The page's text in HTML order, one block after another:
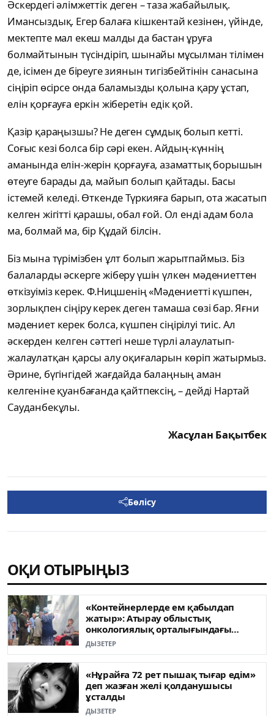
Әскердегі әлімжеттік деген – таза жабайылық.
Имансыздық. Егер балаға кішкентай кезінен, үйінде,
мектепте мал екеш малды да бастан ұруға
болмайтынын түсіндіріп, шынайы мұсылман тілімен
де, ісімен де біреуге зиянын тигізбейтінін санасына
сіңіріп өсірсе онда баламызды қолына қару ұстап,
елін қорғауға еркін жіберетін едік қой.
Қазір қараңызшы? Не деген сұмдық болып кетті.
Соғыс кезі болса бір сәрі екен. Айдың-күннің
аманында елін-жерін қорғауға, азаматтық борышын
өтеуге барады да, майып болып қайтады. Басы
істемей келеді. Өткенде Түркияға барып, ота жасатып
келген жігітті қарашы, обал ғой. Ол енді адам бола
ма, болмай ма, бір Құдай білсін.
Біз мына түрімізбен ұлт болып жарытпаймыз. Біз
балаларды әскерге жіберу үшін үлкен мәдениеттен
өткізуіміз керек. Ф.Ницшенің «Мәдениетті күшпен,
зорлықпен сіңіру керек деген тамаша сөзі бар. Яғни
мәдениет керек болса, күшпен сіңірілуі тиіс. Ал
әскерден келген сәттегі неше түрлі алаулатып-
жалаулатқан қарсы алу оқиғаларын көріп жатырмыз.
Әрине, бүгінгідей жағдайда балаңның аман
келгеніне қуанбағанда қайтпексің, – дейді Нартай
Сауданбекұлы.
Жасұлан Бақытбек
Бөлісу
ОҚИ ОТЫРЫҢЫЗ
«Контейнерлерде ем қабылдап
жатыр»: Атырау облыстық
онкологиялық орталығындағы
жағдай қоғам талқысына түсті
ДЫЗЕТЕР
«Нұрайға 72 рет пышақ тығар едім»
деп жазған желі қолданушысы
ұсталды
ДЫЗЕТЕР